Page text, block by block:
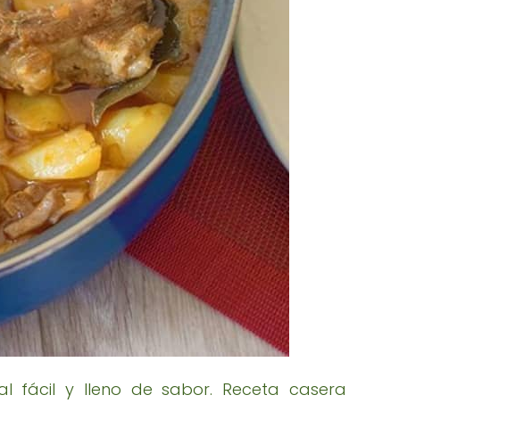
fácil y lleno de sabor. Receta casera